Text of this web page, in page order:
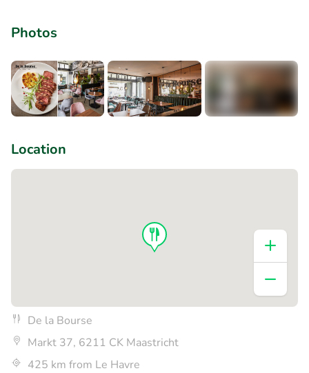
Photos
Location
De la Bourse
Markt 37, 6211 CK Maastricht
425 km from Le Havre